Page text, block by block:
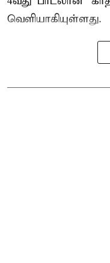
வெளியாகியுள்ளது.